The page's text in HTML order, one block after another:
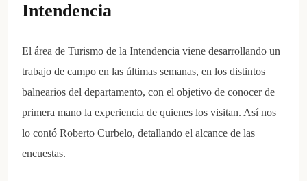
Intendencia
El área de Turismo de la Intendencia viene desarrollando un
trabajo de campo en las últimas semanas, en los distintos
balnearios del departamento, con el objetivo de conocer de
primera mano la experiencia de quienes los visitan. Así nos
lo contó Roberto Curbelo, detallando el alcance de las
encuestas.